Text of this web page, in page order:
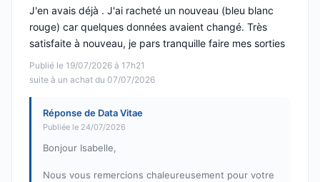
Publié le 19/07/2026 à 17h21
suite à un achat du 07/07/2026
J'en avais déjà . J'ai racheté un nouveau (bleu blanc
rouge) car quelques données avaient changé. Très
satisfaite à nouveau, je pars tranquille faire mes sorties
Réponse de Data Vitae
Publiée le 24/07/2026
Bonjour Isabelle,
Nous vous remercions chaleureusement pour votre